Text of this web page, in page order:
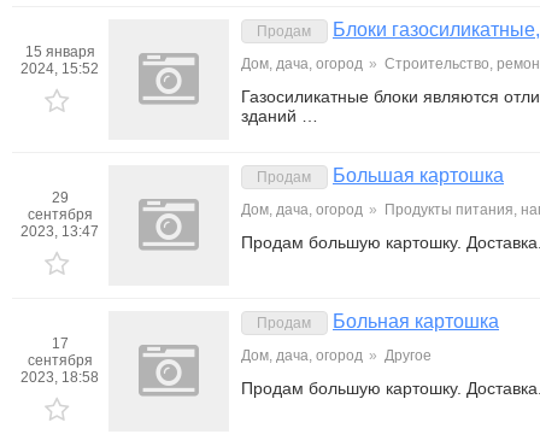
15 января
2024, 15:52
Продам Блоки
Дом, дача, огород » Строительство,
Газосиликатные блоки являются
зданий …
29
сентября
2023, 13:47
Продам Большая картошка
Дом, дача, огород » Продукты питания,
Продам большую картошку.
17
сентября
2023, 18:58
Продам Больная картошка
Дом, дача, огород » Другое
Продам большую картошку.